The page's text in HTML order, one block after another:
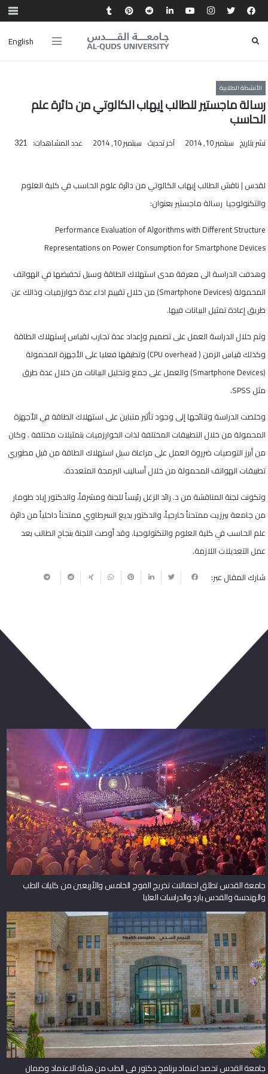
English
الأنشطة الطلابية
رسالة ماجستير للطالب إيهاب الكالوتي من دائرة علم
الحاسب
نشر بتاريخ سبتمبر 10, 2014 آخر تحديث سبتمبر 10, 2014 عدد المشاهدات: 321
لقدس | ناقش الطالب إيهاب الكالوتي من دائرة علوم الحاسب في كلية العلوم
والتكنولوجيا رسالة ماجستير بعنوان:
Performance Evaluation of Algorithms with Different Structure
Representations on Power Consumption for Smartphone Devices
وهدفت الدراسة الى معرفة مدى استهلاك الطاقة وسبل تخفبضها في الهواتف
المحمولة (Smartphone Devices) من خلال تقييم اداء عدة خوارزميات وذالك عن
طريق إعادة تمثيل البيانات فيها.
وتم خلال الدراسة العمل على تصميم وإعداد عدة تجارب لقياس إستهلاك الطاقة
وكذلك قياس الزمن (CPU overhead) وتطبقها فعليا على الأجهزة المحمولة
(
Smartphone Devices) والعمل على جمع وتحليل البيانات من خلال عدة طرق
مثل SPSS
.
وخلصت الدراسة ونتائجها إلى وجود تأثير متباين على استهلاك الطاقة في الأجهزة
المحمولة من خلال التطبيقات المختلفة لذات الخوارزميات بتمثيلات مختلفة . وكان
من أبرز التوصيات ضرروة العمل على مراعاة سبل استهلاك الطاقة من قبل مطوري
تطبيقات الهواتف المحمولة من خلال أساليب البرمجة المتعددة.
وتكونت لجنة المناقشة من د. رائد الزغل رئيساً للجنة ومشرفاً، والدكتور إياد طومار
من جامعة بيرزيت ممتحناً خارجياً، والدكتور بديع السرطاوي ممتحناً داخلياً من دائرة
علم الحاسب في كلية العلوم والتكنولوجيا. وقد أوصت اللجنة بنجاح الطالب بعد
عمل التعديلات اللازمة.
شارك المقال عبر:
جامعة القدس تطلق احتفالات تخريج الفوج الخامس والأربعين من كليات الطب
والهندسة والقدس بارد والدراسات العليا
جامعة القدس تحصد اعتماد برنامج دكتور في الطب من هيئة الاعتماد وضمان